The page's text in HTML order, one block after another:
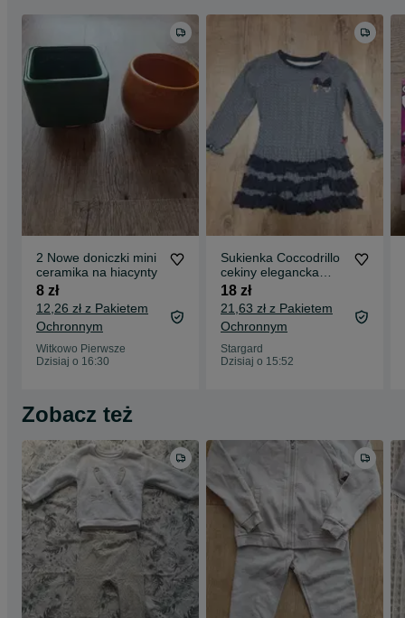
2 Nowe doniczki mini
ceramika na hiacynty
8 zł
12,26 zł z Pakietem
Ochronnym
Witkowo Pierwsze
Dzisiaj o 16:30
Sukienka Coccodrillo
cekiny elegancka
rozm 92 falbanki
18 zł
21,63 zł z Pakietem
Ochronnym
Stargard
Dzisiaj o 15:52
Zobacz też